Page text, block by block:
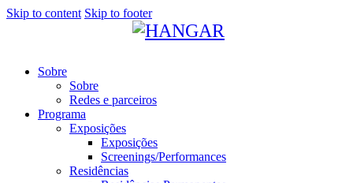
Skip to content Skip to footer
Sobre
Sobre
Redes e parceiros
Programa
Exposições
Exposições
Screenings/Performances
Residências